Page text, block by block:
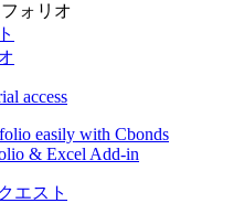
ォリオ
access
easily with Cbonds
& Excel Add-in
エスト